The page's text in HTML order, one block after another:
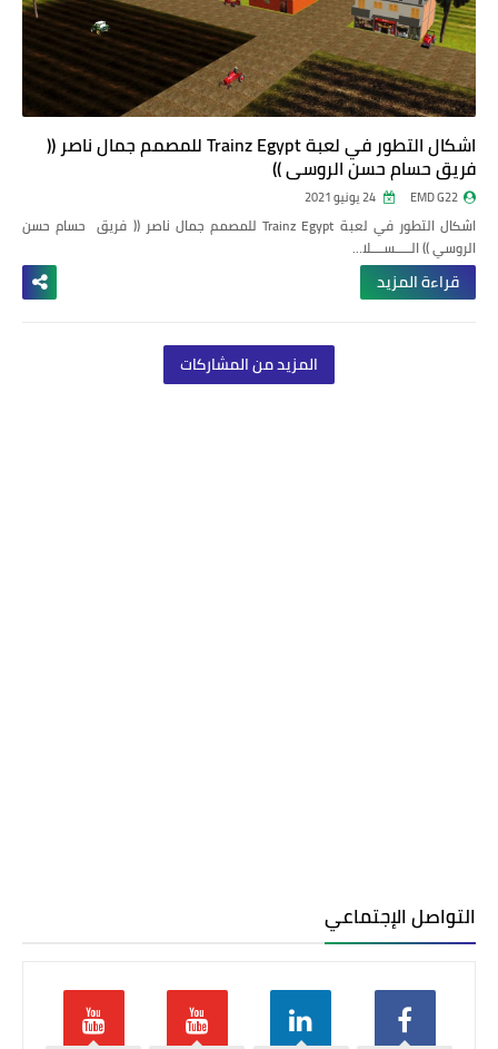
اشكال التطور في لعبة Trainz Egypt للمصمم جمال ناصر ((
فريق حسام حسن الروسي ))
EMD G22
اشكال التطور في لعبة Trainz Egypt للمصمم جمال ناصر (( فريق حسام حسن
الروسي ))الـــــســــلا…
قراءة المزيد
المزيد من المشاركات
التواصل الإجتماعي